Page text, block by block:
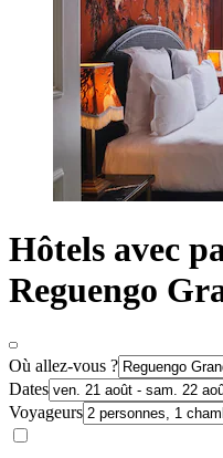
Hôtels avec
Reguengo
Où allez-vous ?
Dates
Voyageurs